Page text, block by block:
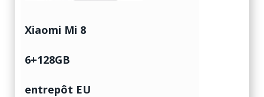
Xiaomi Mi 8
6+128GB
entrepôt EU